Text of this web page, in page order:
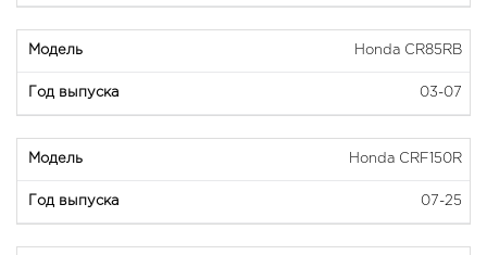
Honda CR85RB
03-07
Honda CRF150R
07-25